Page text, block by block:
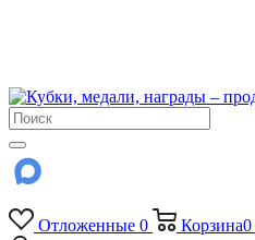
Отложенные 0 Корзина0